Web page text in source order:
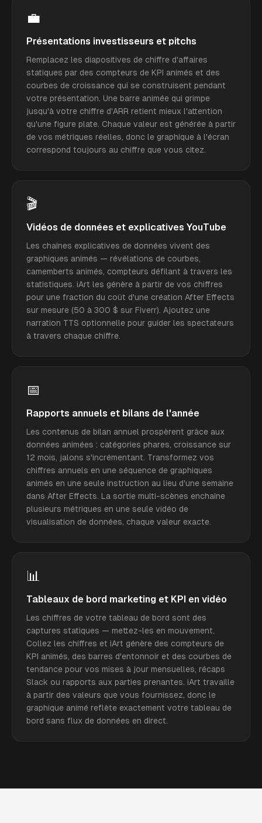
💼
Présentations investisseurs et pitchs
Remplacez les diapositives de chiffre d'affaires
statiques par des compteurs de KPI animés et des
courbes de croissance qui se construisent pendant
votre présentation. Une barre animée qui grimpe
jusqu'à votre chiffre d'ARR retient mieux l'attention
qu'une figure plate. Chaque valeur est générée à partir
de vos métriques réelles, donc le graphique à l'écran
correspond toujours au chiffre que vous citez.
🎬
Vidéos de données et explicatives YouTube
Les chaînes explicatives de données vivent des
graphiques animés — révélations de courbes,
camemberts animés, compteurs défilant à travers les
statistiques. iArt les génère à partir de vos chiffres
pour une fraction du coût d'une création After Effects
sur mesure (50 à 300 $ sur Fiverr). Ajoutez une
narration TTS optionnelle pour guider les spectateurs
à travers chaque chiffre.
📅
Rapports annuels et bilans de l'année
Les contenus de bilan annuel prospèrent grâce aux
données animées : catégories phares, croissance sur
12 mois, jalons s'incrémentant. Transformez vos
chiffres annuels en une séquence de graphiques
animés en une seule instruction au lieu d'une semaine
dans After Effects. La sortie multi-scènes enchaîne
plusieurs métriques en une seule vidéo de
visualisation de données, chaque valeur exacte.
📊
Tableaux de bord marketing et KPI en vidéo
Les chiffres de votre tableau de bord sont des
captures statiques — mettez-les en mouvement.
Collez les chiffres et iArt génère des compteurs de
KPI animés, des barres d'entonnoir et des courbes de
tendance pour vos mises à jour mensuelles, récaps
Slack ou rapports aux parties prenantes. iArt travaille
à partir des valeurs que vous fournissez, donc le
graphique animé reflète exactement votre tableau de
bord sans flux de données en direct.